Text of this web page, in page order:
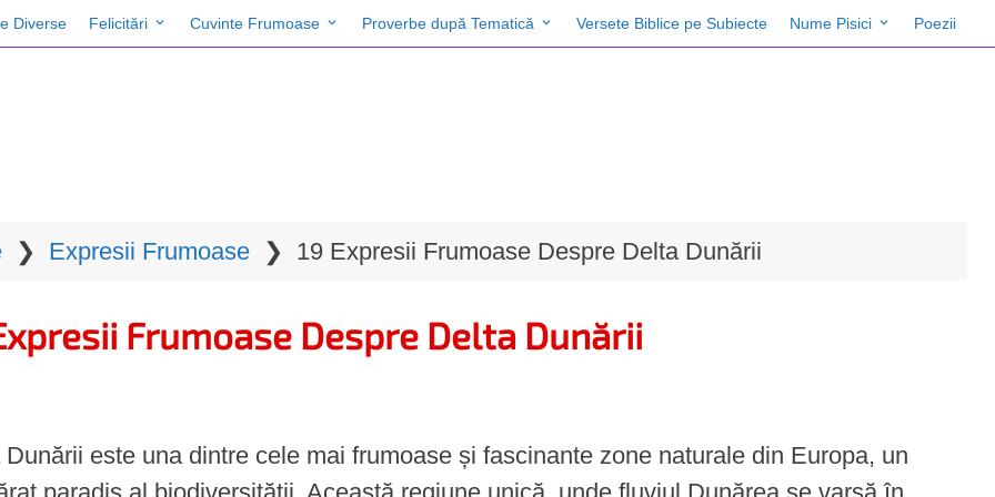
Diverse Felicitări Cuvinte Frumoase Proverbe după Tematică Versete Biblice pe Subiecte Nume Pisici Poezii
❯ Expresii Frumoase ❯ 19 Expresii Frumoase Despre Delta Dunării
Frumoase Despre Delta Dunării
Dunării este una dintre cele mai frumoase și fascinante zone naturale din Europa, un